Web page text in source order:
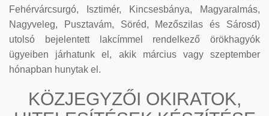
Fehérvárcsurgó, Isztimér, Kincsesbánya, Magyaralmás,
Nagyveleg, Pusztavám, Söréd, Mezőszilas és Sárosd)
utolsó bejelentett lakcímmel rendelkező örökhagyók
ügyeiben járhatunk el, akik március vagy szeptember
hónapban hunytak el.
KÖZJEGYZŐI OKIRATOK,